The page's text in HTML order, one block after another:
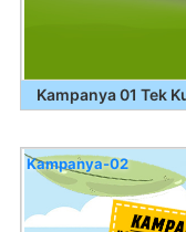
Kampanya 01 Tek
Kampanya-02